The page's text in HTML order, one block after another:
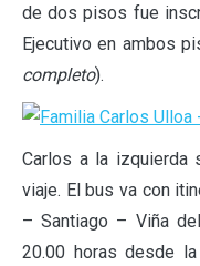
de dos pisos fue
Ejecutivo en ambos
completo).
Carlos a la izquierda
viaje. El bus va con
– Santiago – Viña
20.00 horas desde